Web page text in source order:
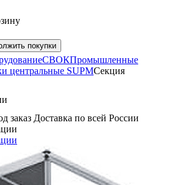
покупки
СВОКПромышленные
центральные SUPMСекция
заказ Доставка по всей России